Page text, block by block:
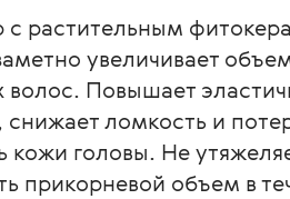
растительным
увеличивает
волос. Повышает
снижает ломкость и
кожи головы. Не
прикорневой объем в